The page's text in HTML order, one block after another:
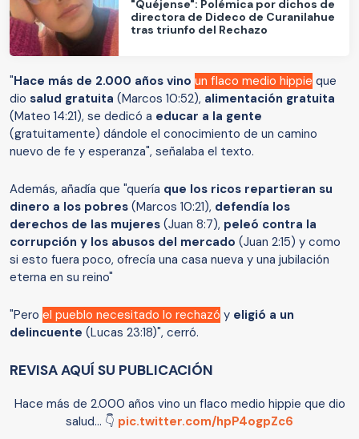
"Quéjense": Polémica por dichos de
directora de Dideco de Curanilahue
tras triunfo del Rechazo
"Hace más de 2.000 años vino un flaco medio hippie que
dio salud gratuita (Marcos 10:52), alimentación gratuita
(Mateo 14:21), se dedicó a educar a la gente
(gratuitamente) dándole el conocimiento de un camino
nuevo de fe y esperanza", señalaba el texto.
Además, añadía que "quería que los ricos repartieran su
dinero a los pobres (Marcos 10:21), defendía los
derechos de las mujeres (Juan 8:7), peleó contra la
corrupción y los abusos del mercado (Juan 2:15) y como
si esto fuera poco, ofrecía una casa nueva y una jubilación
eterna en su reino"
"Pero el pueblo necesitado lo rechazó y eligió a un
delincuente (Lucas 23:18)", cerró.
REVISA AQUÍ SU PUBLICACIÓN
Hace más de 2.000 años vino un flaco medio hippie que dio
salud... 👇 pic.twitter.com/hpP4ogpZc6